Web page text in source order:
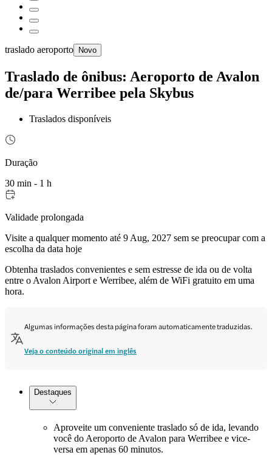
traslado aeroporto Novo
Traslado de ônibus: Aeroporto de Avalon
de/para Werribee pela Skybus
Traslados disponíveis
Duração
30 min - 1 h
Validade prolongada
Visite a qualquer momento até 9 Aug, 2027 sem se preocupar com a
escolha da data hoje
Obtenha traslados convenientes e sem estresse de ida ou de volta
entre o Avalon Airport e Werribee, além de WiFi gratuito em uma
hora.
Algumas informações desta página foram automaticamente traduzidas.
Veja o conteúdo original em inglês
Destaques
Aproveite um conveniente traslado só de ida, levando
você do Aeroporto de Avalon para Werribee e vice-
versa em apenas 60 minutos.